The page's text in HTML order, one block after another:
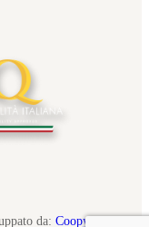
da: Coopyleft